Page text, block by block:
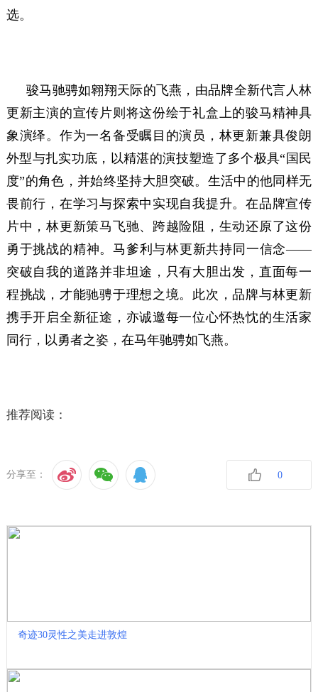
选。
骏马驰骋如翱翔天际的飞燕，由品牌全新代言人林
更新主演的宣传片则将这份绘于礼盒上的骏马精神具
象演绎。作为一名备受瞩目的演员，林更新兼具俊朗
外型与扎实功底，以精湛的演技塑造了多个极具“国民
度”的角色，并始终坚持大胆突破。生活中的他同样无
畏前行，在学习与探索中实现自我提升。在品牌宣传
片中，林更新策马飞驰、跨越险阻，生动还原了这份
勇于挑战的精神。马爹利与林更新共持同一信念——
突破自我的道路并非坦途，只有大胆出发，直面每一
程挑战，才能驰骋于理想之境。此次，品牌与林更新
携手开启全新征途，亦诚邀每一位心怀热忱的生活家
同行，以勇者之姿，在马年驰骋如飞燕。
推荐阅读：
分享至： 0
奇迹30灵性之美走进敦煌